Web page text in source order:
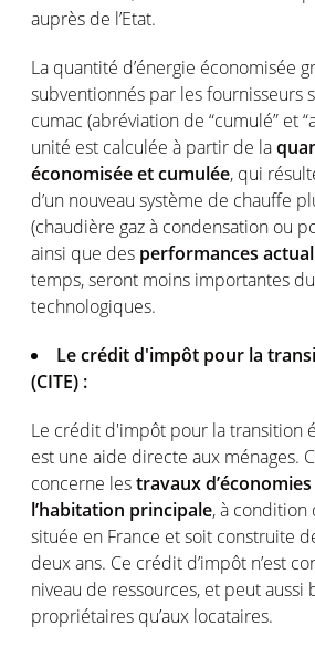
auprès de l’Etat.
La quantité d’énergie économisée
subventionnés par les fournisseurs
cumac (abréviation de “cumulé” et
unité est calculée à partir de la
économisée et cumulée, qui
d’un nouveau système de chauffe
(chaudière gaz à condensation ou
ainsi que des performances
temps, seront moins importantes
technologiques.
Le crédit d'impôt pour la
(CITE) :
Le crédit d'impôt pour la transition
est une aide directe aux ménages.
concerne lestravaux d’économies
l’habitation principale, à condition
située en France et soit construite
deux ans. Ce crédit d’impôt n’est
niveau de ressources, et peut aussi
propriétaires qu’aux locataires.